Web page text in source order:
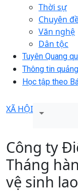
Thời sự
Chuyên
Văn nghệ
Dân tộc
Tuyên Quang
Thông tin
Học tập theo
XÃ HỘI
Công ty
Tháng
vệ sinh